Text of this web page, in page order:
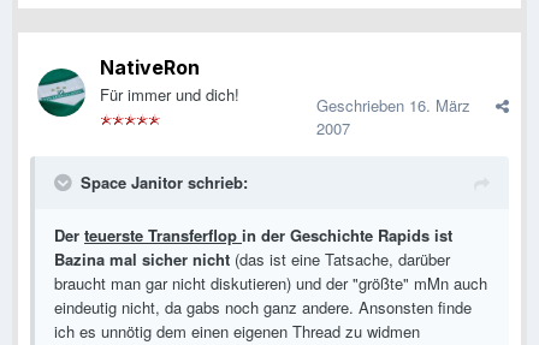
NativeRon
Für immer und dich! Geschrieben 16. März
2007
Space Janitor schrieb:
Der teuerste Transferflop in der Geschichte Rapids ist
Bazina mal sicher nicht (das ist eine Tatsache, darüber
braucht man gar nicht diskutieren) und der "größte" mMn auch
eindeutig nicht, da gabs noch ganz andere. Ansonsten finde
ich es unnötig dem einen eigenen Thread zu widmen